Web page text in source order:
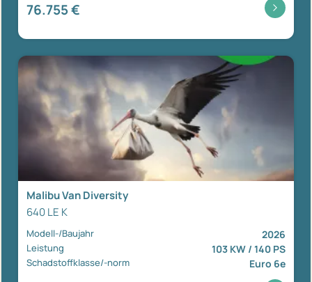
76.755 €
Malibu Van Diversity
640 LE K
Modell-/Baujahr 2026
Leistung 103 KW / 140 PS
Schadstoffklasse/-norm Euro 6e